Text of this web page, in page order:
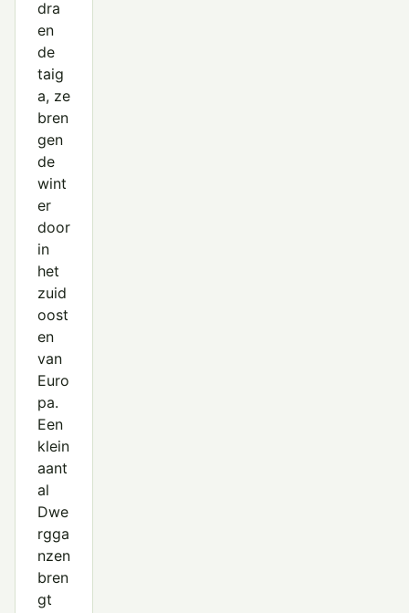
dra
en
de
taig
a, ze
bren
gen
de
wint
er
door
in
het
zuid
oost
en
van
Euro
pa.
Een
klein
aant
al
Dwe
rgga
nzen
bren
gt